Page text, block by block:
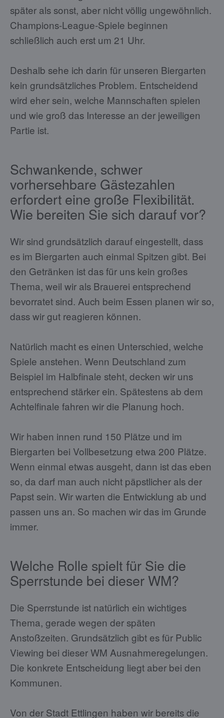
später als sonst, aber nicht völlig ungewöhnlich.
Champions-League-Spiele beginnen
schließlich auch erst um 21 Uhr.
Deshalb sehe ich darin für unseren Biergarten
kein grundsätzliches Problem. Entscheidend
wird eher sein, welche Mannschaften spielen
und wie groß das Interesse an der jeweiligen
Partie ist.
Schwankende, schwer
vorhersehbare Gästezahlen
erfordert eine große Flexibilität.
Wie bereiten Sie sich darauf vor?
Wir sind grundsätzlich darauf eingestellt, dass
es im Biergarten auch einmal Spitzen gibt. Bei
den Getränken ist das für uns kein großes
Thema, weil wir als Brauerei entsprechend
bevorratet sind. Auch beim Essen planen wir so,
dass wir gut reagieren können.
Natürlich macht es einen Unterschied, welche
Spiele anstehen. Wenn Deutschland zum
Beispiel im Halbfinale steht, decken wir uns
entsprechend stärker ein. Spätestens ab dem
Achtelfinale fahren wir die Planung hoch.
Wir haben innen rund 150 Plätze und im
Biergarten bei Vollbesetzung etwa 200 Plätze.
Wenn einmal etwas ausgeht, dann ist das eben
so, da darf man auch nicht päpstlicher als der
Papst sein. Wir warten die Entwicklung ab und
passen uns an. So machen wir das im Grunde
immer.
Welche Rolle spielt für Sie die
Sperrstunde bei dieser WM?
Die Sperrstunde ist natürlich ein wichtiges
Thema, gerade wegen der späten
Anstoßzeiten. Grundsätzlich gibt es für Public
Viewing bei dieser WM Ausnahmeregelungen.
Die konkrete Entscheidung liegt aber bei den
Kommunen.
Von der Stadt Ettlingen haben wir bereits die